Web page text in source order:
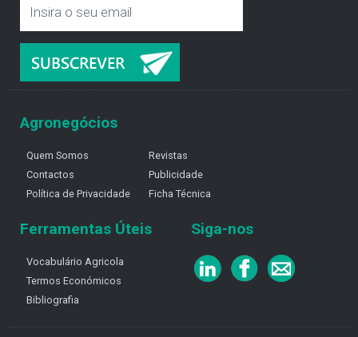
Agronegócios
Quem Somos
Contactos
Política de Privacidade
Revistas
Publicidade
Ficha Técnica
Ferramentas Úteis
Vocabulário Agricola
Termos Económicos
Bibliografia
Siga-nos